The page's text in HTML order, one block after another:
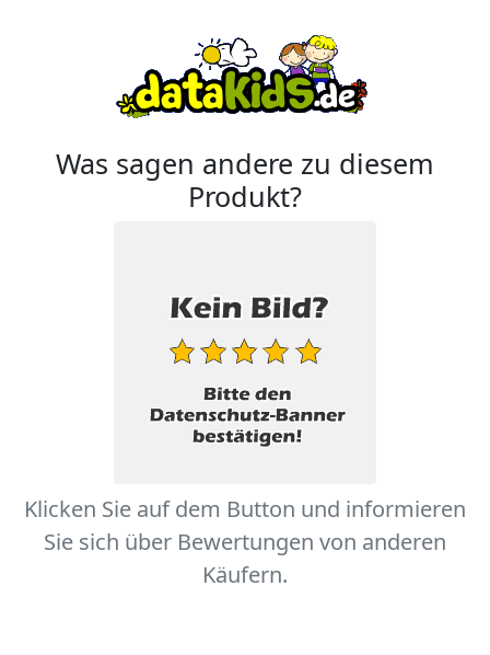
Was sagen andere zu diesem
Produkt?
Klicken Sie auf dem Button und informieren
Sie sich über Bewertungen von anderen
Käufern.